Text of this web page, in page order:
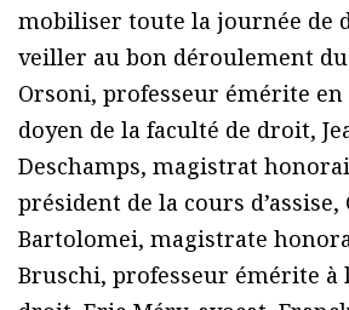
mobiliser toute la journée de
veiller au bon déroulement
Orsoni, professeur émérite
doyen de la faculté de droit,
Deschamps, magistrat
président de la cours
Bartolomei, magistrate
Bruschi, professeur émérite à